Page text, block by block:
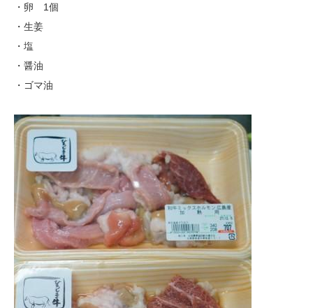
・卵 1個
・生姜
・塩
・醤油
・ゴマ油